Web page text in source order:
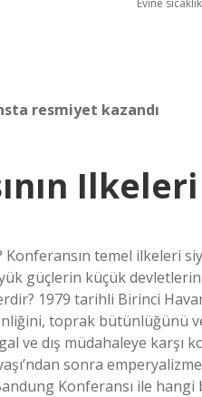
Evine
resmiyet kazandı
temel ilkeleri
güçlerin küçük
1979 tarihli Birinci
toprak
ve dış müdahaleye karşı
sonra emperyalizme
Konferansı ile hangi